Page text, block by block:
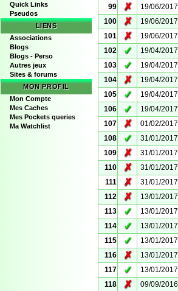
Quick Links
Pseudos
LIENS
Associations
Blogs
Blogs - Perso
Autres jeux
Sites & forums
MON PROFIL
Mon Compte
Mes Caches
Mes Pockets queries
Ma Watchlist
99
✗ 19/06/2017
100
✗ 19/06/2017
101
✗ 19/06/2017
102
✓ 19/04/2017
103
✓ 19/04/2017
104
✗ 19/04/2017
105
✓ 19/04/2017
106
✓ 19/04/2017
107
✗ 01/02/2017
108
✓ 31/01/2017
109
✗ 31/01/2017
110
✗ 31/01/2017
111
✗ 31/01/2017
112
✗ 13/01/2017
113
✓ 13/01/2017
114
✓ 13/01/2017
115
✓ 13/01/2017
116
✗ 13/01/2017
117
✓ 13/01/2017
118
✗ 09/09/2016